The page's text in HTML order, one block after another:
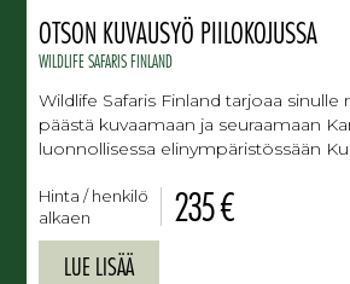
OTSON KUVAUSYÖ PIILOKOJUSSA
WILDLIFE SAFARIS FINLAND
Wildlife Safaris Finland tarjoaa
päästä kuvaamaan ja seuraamaan
luonnollisessa elinympäristössään
Hinta / henkilö
alkaen
235 €
LUE LISÄÄ